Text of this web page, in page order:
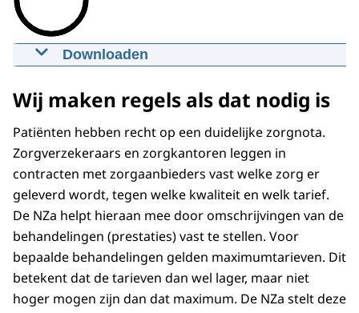
Downloaden
Zorgautoriteit
01:18
Download
Ondertiteling
srt 1,9 KB
Download
Wij maken regels als dat nodig is
Patiënten hebben recht op een duidelijke zorgnota.
Zorgverzekeraars en zorgkantoren leggen in
contracten met zorgaanbieders vast welke zorg er
geleverd wordt, tegen welke kwaliteit en welk tarief.
De NZa helpt hieraan mee door omschrijvingen van de
behandelingen (prestaties) vast te stellen. Voor
bepaalde behandelingen gelden maximumtarieven. Dit
betekent dat de tarieven dan wel lager, maar niet
hoger mogen zijn dan dat maximum. De NZa stelt deze